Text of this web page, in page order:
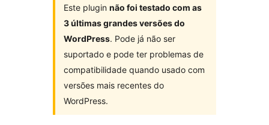
Este plugin não foi testado com as
3 últimas grandes versões do
WordPress. Pode já não ser
suportado e pode ter problemas de
compatibilidade quando usado com
versões mais recentes do
WordPress.